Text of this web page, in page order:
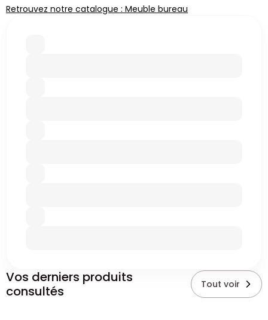
Retrouvez notre catalogue : Meuble bureau
Vos derniers produits
consultés
Tout voir